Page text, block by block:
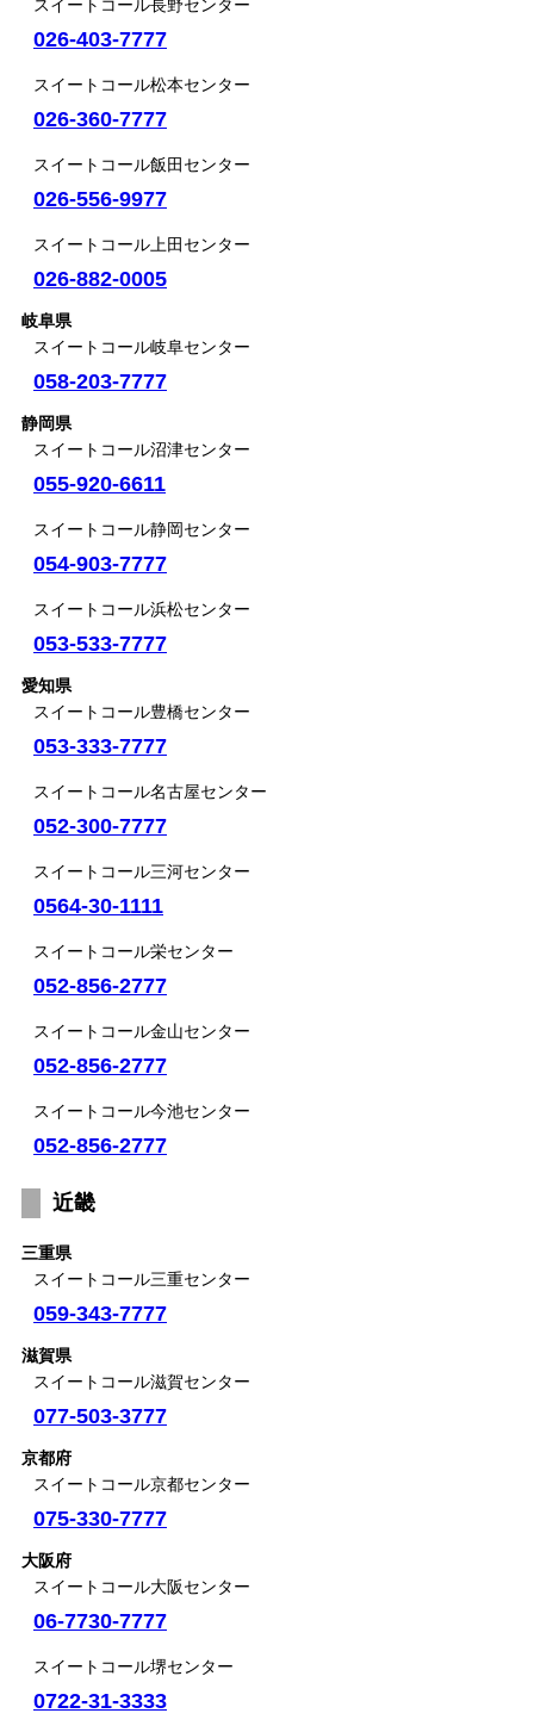
スイートコール長野センター
026-403-7777
スイートコール松本センター
026-360-7777
スイートコール飯田センター
026-556-9977
スイートコール上田センター
026-882-0005
岐阜県
スイートコール岐阜センター
058-203-7777
静岡県
スイートコール沼津センター
055-920-6611
スイートコール静岡センター
054-903-7777
スイートコール浜松センター
053-533-7777
愛知県
スイートコール豊橋センター
053-333-7777
スイートコール名古屋センター
052-300-7777
スイートコール三河センター
0564-30-1111
スイートコール栄センター
052-856-2777
スイートコール金山センター
052-856-2777
スイートコール今池センター
052-856-2777
近畿
三重県
スイートコール三重センター
059-343-7777
滋賀県
スイートコール滋賀センター
077-503-3777
京都府
スイートコール京都センター
075-330-7777
大阪府
スイートコール大阪センター
06-7730-7777
スイートコール堺センター
0722-31-3333